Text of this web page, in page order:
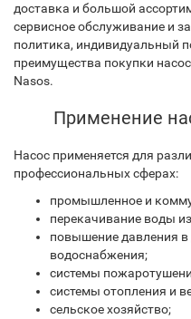
доставка и большой
сервисное обслуживание и
политика, индивидуальный
преимущества покупки
Nasos.
Применение
Насос применяется для
профессиональных сферах:
промышленное и
перекачивание воды
повышение давления
водоснабжения;
системы
системы отопления и
сельское хозяйство;